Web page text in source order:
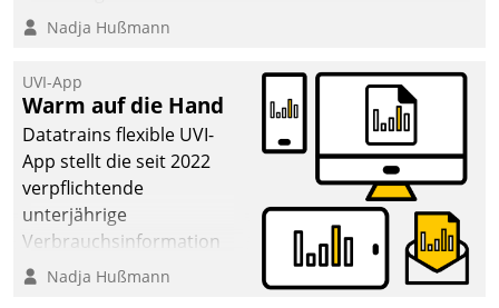
Nadja Hußmann
UVI-App
Warm auf die Hand
Datatrains flexible UVI-
App stellt die seit 2022
verpflichtende
unterjährige
Verbrauchsinformation
schnell, zuverlässig und
Nadja Hußmann